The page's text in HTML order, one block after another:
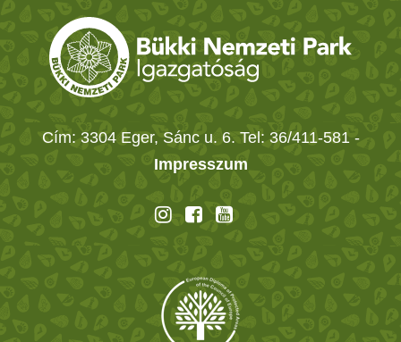
Cím: 3304 Eger, Sánc u. 6. Tel: 36/411-581 -
Impresszum